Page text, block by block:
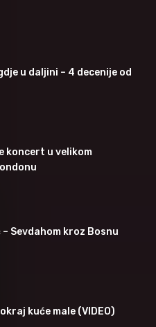
u daljini – 4 decenije od
koncert u velikom
Sevdahom kroz Bosnu
kuće male (VIDEO)